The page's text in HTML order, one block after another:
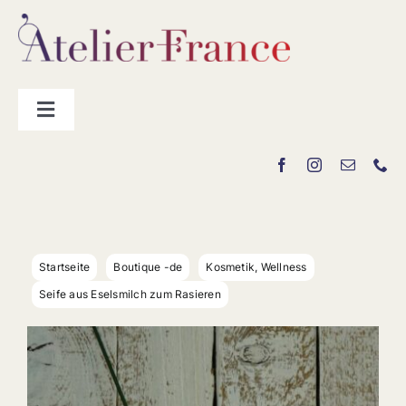
Zum
Inhalt
springen
Toggle
Kontakt
Startseite Boutique -de
Kosmetik, Wellness
Seife aus Eselsmilch zum Rasieren